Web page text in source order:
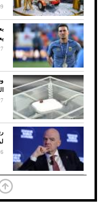
7 نصائح لاختيار لون
الأسود